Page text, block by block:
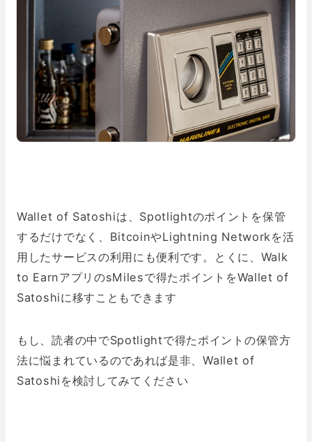
Wallet of Satoshiは、Spotlightのポイントを保管
するだけでなく、BitcoinやLightning Networkを活
用したサービスの利用にも便利です。とくに、Walk
to EarnアプリのsMilesで得たポイントをWallet of
Satoshiに移すこともできます
もし、読者の中でSpotlightで得たポイントの保管方
法に悩まれているのであれば是非、Wallet of
Satoshiを検討してみてください